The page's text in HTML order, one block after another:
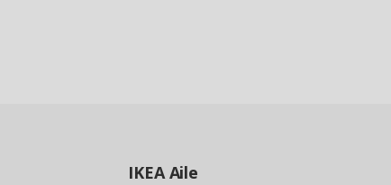
IKEAAile